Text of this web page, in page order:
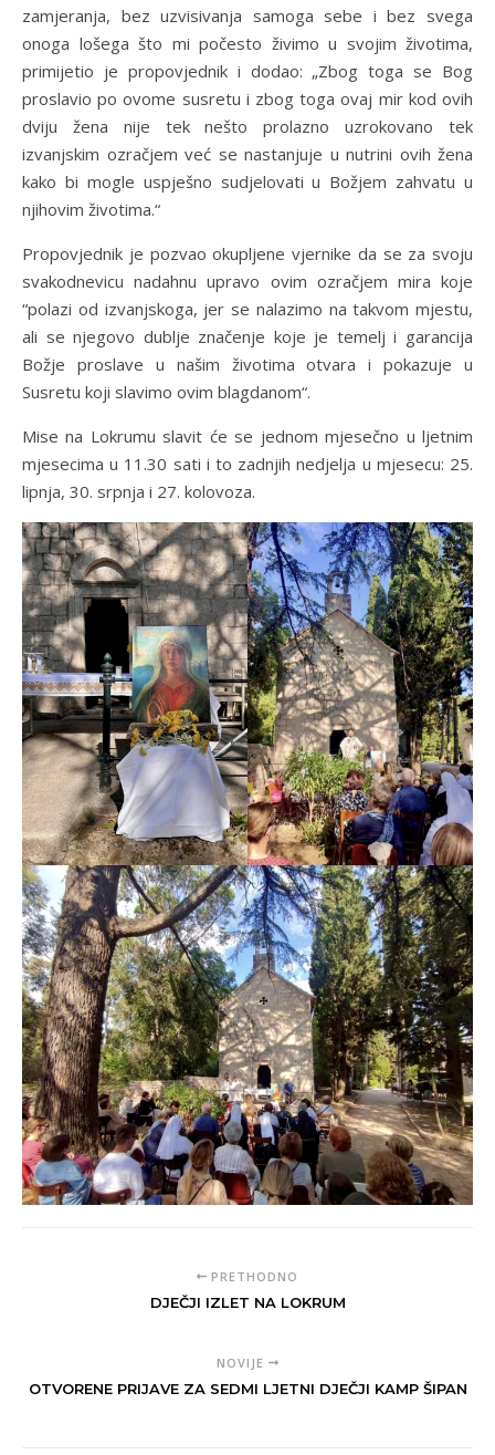
zamjeranja, bez uzvisivanja samoga sebe i bez svega
onoga lošega što mi počesto živimo u svojim životima,
primijetio je propovjednik i dodao: „Zbog toga se Bog
proslavio po ovome susretu i zbog toga ovaj mir kod ovih
dviju žena nije tek nešto prolazno uzrokovano tek
izvanjskim ozračjem već se nastanjuje u nutrini ovih žena
kako bi mogle uspješno sudjelovati u Božjem zahvatu u
njihovim životima.“
Propovjednik je pozvao okupljene vjernike da se za svoju
svakodnevicu nadahnu upravo ovim ozračjem mira koje
“polazi od izvanjskoga, jer se nalazimo na takvom mjestu,
ali se njegovo dublje značenje koje je temelj i garancija
Božje proslave u našim životima otvara i pokazuje u
Susretu koji slavimo ovim blagdanom“.
Mise na Lokrumu slavit će se jednom mjesečno u ljetnim
mjesecima u 11.30 sati i to zadnjih nedjelja u mjesecu: 25.
lipnja, 30. srpnja i 27. kolovoza.
PRETHODNO
DJEČJI IZLET NA LOKRUM
NOVIJE
OTVORENE PRIJAVE ZA SEDMI LJETNI DJEČJI KAMP ŠIPAN